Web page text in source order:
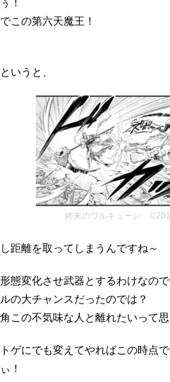
！
この第六天魔王！
いうと、
終末のワルキューレ
距離を取ってしまうんですね～
態変化させ武器とするわけなの
の大チャンスだったのでは？
この不気味な人と離れたいって
ゲにでも変えてやればこの時点で
！